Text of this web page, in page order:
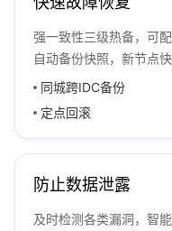
强一致性三级热备，可
自动备份快照，新节点快
同城跨IDC备份
定点回滚
防止数据泄露
及时检测各类漏洞，智